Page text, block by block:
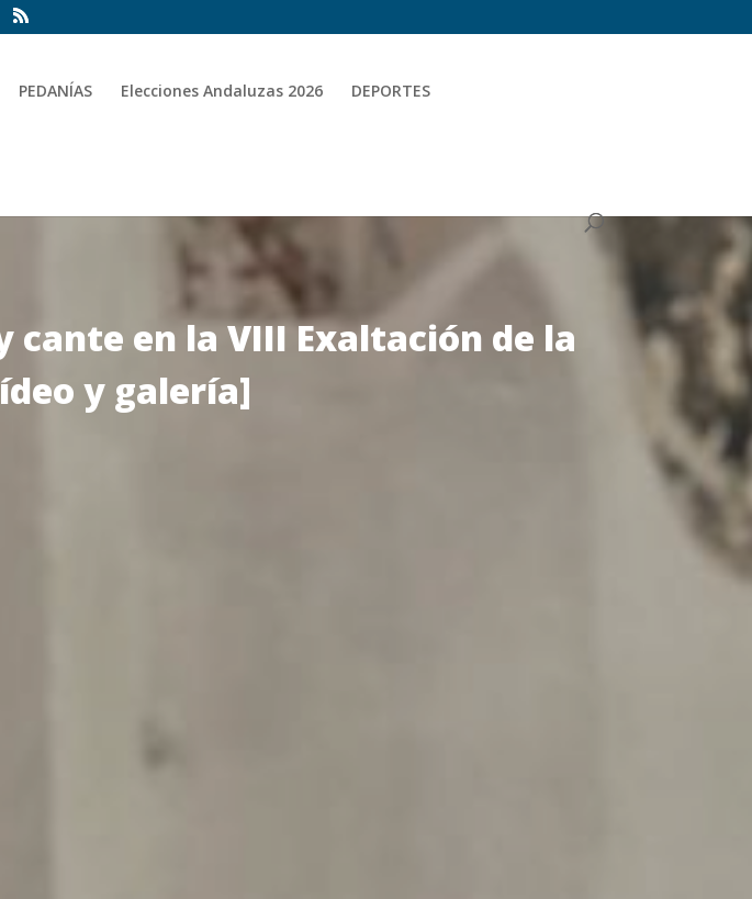
PEDANÍAS Elecciones Andaluzas 2026 DEPORTES
en la VIII Exaltación de la
y galería]